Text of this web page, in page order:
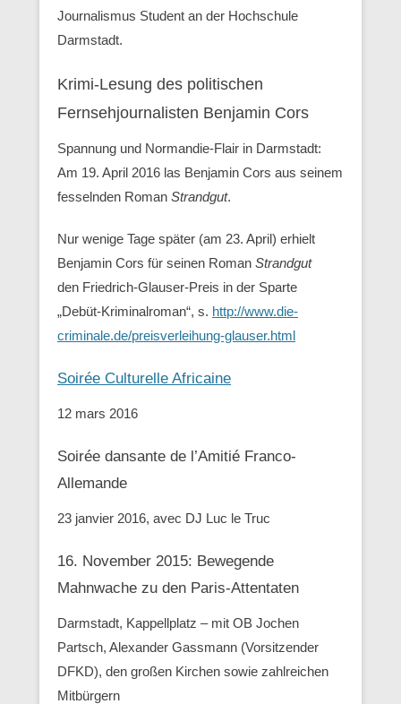
Journalismus Student an der Hochschule
Darmstadt.
Krimi-Lesung des politischen
Fernsehjournalisten Benjamin Cors
Spannung und Normandie-Flair in Darmstadt:
Am 19. April 2016 las Benjamin Cors aus seinem
fesselnden Roman Strandgut.
Nur wenige Tage später (am 23. April) erhielt
Benjamin Cors für seinen Roman Strandgut
den Friedrich-Glauser-Preis in der Sparte
„Debüt-Kriminalroman“, s. http://www.die-
criminale.de/preisverleihung-glauser.html
Soirée Culturelle Africaine
12 mars 2016
Soirée dansante de l’Amitié Franco-
Allemande
23 janvier 2016, avec DJ Luc le Truc
16. November 2015: Bewegende
Mahnwache zu den ‪Paris-Attentaten
Darmstadt, Kappellplatz – mit OB Jochen
Partsch, Alexander Gassmann (Vorsitzender
‪‎DFKD), den großen Kirchen sowie zahlreichen
Mitbürgern